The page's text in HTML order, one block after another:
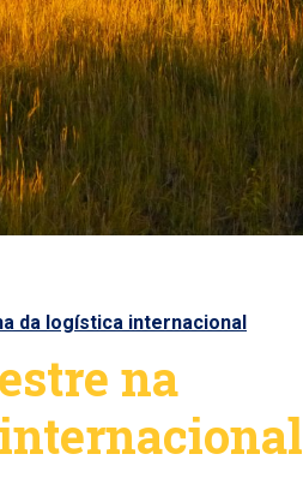
da logística internacional
na